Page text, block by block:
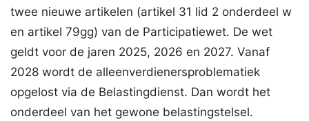
twee nieuwe artikelen (artikel 31 lid 2 onderdeel w
en artikel 79gg) van de Participatiewet. De wet
geldt voor de jaren 2025, 2026 en 2027. Vanaf
2028 wordt de alleenverdienersproblematiek
opgelost via de Belastingdienst. Dan wordt het
onderdeel van het gewone belastingstelsel.